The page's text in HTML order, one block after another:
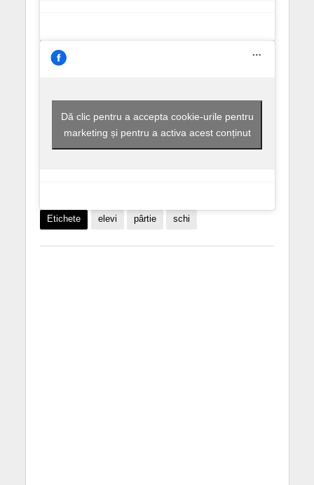
Dă clic pentru a accepta cookie-urile pentru
marketing și pentru a activa acest conținut
Etichete elevi pârtie schi